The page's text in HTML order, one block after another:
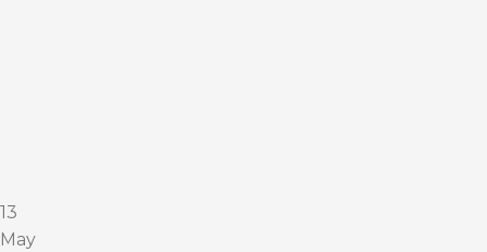
13
May